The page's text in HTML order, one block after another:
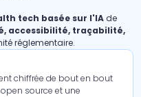
tech basée sur l'IAde
accessibilité, traçabilité,
réglementaire.
chiffrée de bout en bout
source et une